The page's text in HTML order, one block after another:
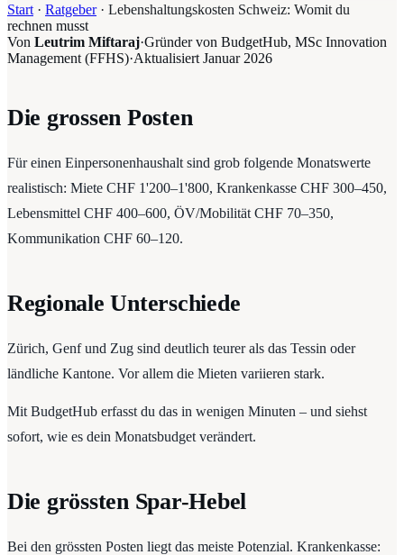
Start · Ratgeber· Lebenshaltungskosten Schweiz: Womit du
rechnen musst
Von Leutrim Miftaraj·Gründer von BudgetHub, MSc Innovation
Management (FFHS)·Aktualisiert Januar 2026
Die grossen Posten
Für einen Einpersonenhaushalt sind grob folgende Monatswerte
realistisch: Miete CHF 1'200–1'800, Krankenkasse CHF 300–450,
Lebensmittel CHF 400–600, ÖV/Mobilität CHF 70–350,
Kommunikation CHF 60–120.
Regionale Unterschiede
Zürich, Genf und Zug sind deutlich teurer als das Tessin oder
ländliche Kantone. Vor allem die Mieten variieren stark.
Mit BudgetHub erfasst du das in wenigen Minuten – und siehst
sofort, wie es dein Monatsbudget verändert.
Die grössten Spar-Hebel
Bei den grössten Posten liegt das meiste Potenzial. Krankenkasse: